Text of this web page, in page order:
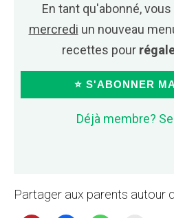
En tant qu'abonné,
mercredi un nouveau
recettes pour
⭐ S'ABONNER
Déjà membre?
Partager aux parents autour